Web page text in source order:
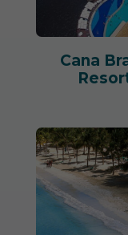
Cana